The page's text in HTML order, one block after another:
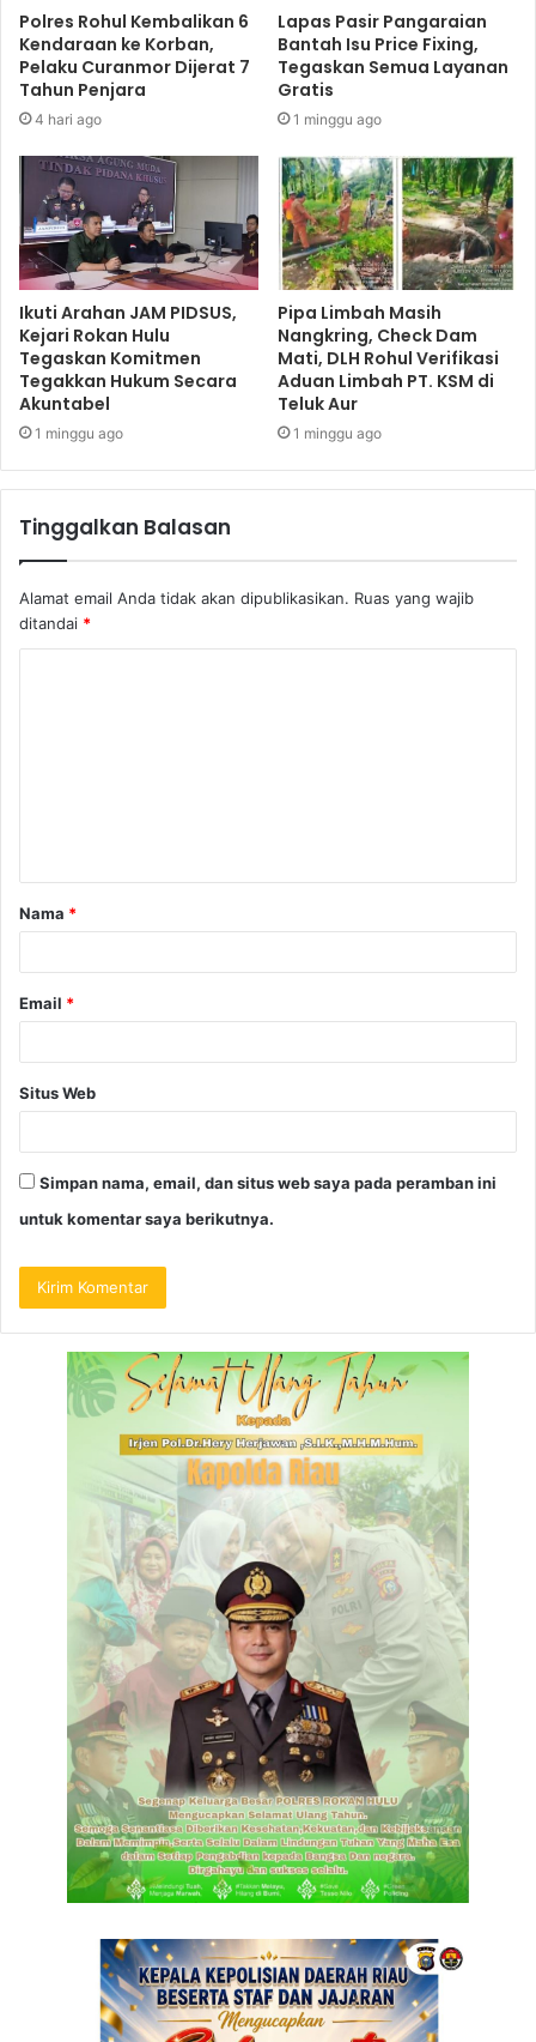
Polres Rohul Kembalikan 6
Kendaraan ke Korban,
Pelaku Curanmor Dijerat 7
Tahun Penjara
4 hari ago
Lapas Pasir Pangaraian
Bantah Isu Price Fixing,
Tegaskan Semua Layanan
Gratis
1 minggu ago
Ikuti Arahan JAM PIDSUS,
Kejari Rokan Hulu
Tegaskan Komitmen
Tegakkan Hukum Secara
Akuntabel
1 minggu ago
Pipa Limbah Masih
Nangkring, Check Dam
Mati, DLH Rohul Verifikasi
Aduan Limbah PT. KSM di
Teluk Aur
1 minggu ago
Tinggalkan Balasan
Alamat email Anda tidak akan dipublikasikan. Ruas yang wajib
ditandai *
Nama *
Email *
Situs Web
Simpan nama, email, dan situs web saya pada peramban ini
untuk komentar saya berikutnya.